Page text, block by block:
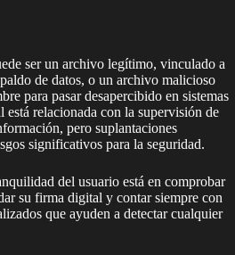
ser un archivo legítimo, vinculado a
de datos, o un archivo malicioso
para pasar desapercibido en sistemas
relacionada con la supervisión de
pero suplantaciones
significativos para la seguridad.
del usuario está en comprobar
su firma digital y contar siempre con
que ayuden a detectar cualquier